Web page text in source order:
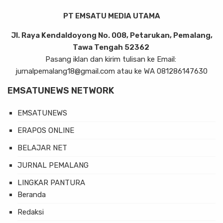
PT EMSATU MEDIA UTAMA
Jl. Raya Kendaldoyong No. 008, Petarukan, Pemalang,
Tawa Tengah 52362
Pasang iklan dan kirim tulisan ke Email:
jurnalpemalang18@gmail.com atau ke WA 081286147630
EMSATUNEWS NETWORK
EMSATUNEWS
ERAPOS ONLINE
BELAJAR NET
JURNAL PEMALANG
LINGKAR PANTURA
Beranda
Redaksi